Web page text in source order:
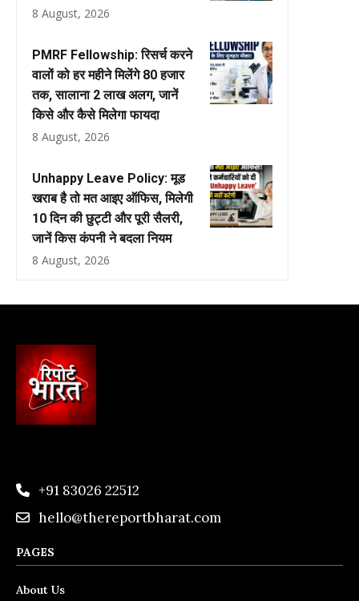
8 August, 2026
PMRF Fellowship: रिसर्च करने
वालों को हर महीने मिलेंगे ₹80 हजार
तक, सालाना ₹2 लाख अलग, जानें
किसे और कैसे मिलेगा फायदा
8 August, 2026
Unhappy Leave Policy: मूड
खराब है तो मत आइए ऑफिस, मिलेगी
10 दिन की छुट्टी और पूरी सैलरी,
जानें किस कंपनी ने बदला नियम
8 August, 2026
+91 83026 22512
hello@thereportbharat.com
PAGES
About Us